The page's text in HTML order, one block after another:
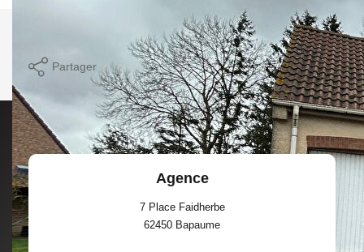
Imprimer
Partager
Agence
7 Place Faidherbe
62450 Bapaume